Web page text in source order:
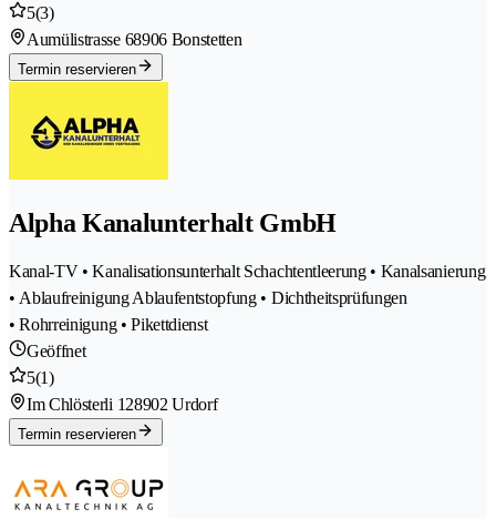
5(3)
Aumülistrasse 68906 Bonstetten
Termin reservieren
Alpha Kanalunterhalt GmbH
Kanal-TV • Kanalisationsunterhalt Schachtentleerung • Kanalsanierung
• Ablaufreinigung Ablaufentstopfung • Dichtheitsprüfungen
• Rohrreinigung • Pikettdienst
Geöffnet
5(1)
Im Chlösterli 128902 Urdorf
Termin reservieren